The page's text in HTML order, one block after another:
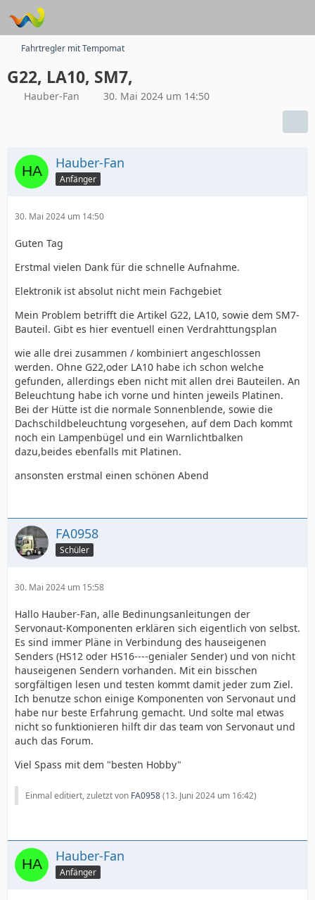
Fahrtregler mit Tempomat
G22, LA10, SM7,
Hauber-Fan 30. Mai 2024 um 14:50
Hauber-Fan
Anfänger
30. Mai 2024 um 14:50
Guten Tag
Erstmal vielen Dank für die schnelle Aufnahme.
Elektronik ist absolut nicht mein Fachgebiet
Mein Problem betrifft die Artikel G22, LA10, sowie dem SM7-
Bauteil. Gibt es hier eventuell einen Verdrahttungsplan
wie alle drei zusammen / kombiniert angeschlossen
werden. Ohne G22,oder LA10 habe ich schon welche
gefunden, allerdings eben nicht mit allen drei Bauteilen. An
Beleuchtung habe ich vorne und hinten jeweils Platinen.
Bei der Hütte ist die normale Sonnenblende, sowie die
Dachschildbeleuchtung vorgesehen, auf dem Dach kommt
noch ein Lampenbügel und ein Warnlichtbalken
dazu,beides ebenfalls mit Platinen.
ansonsten erstmal einen schönen Abend
FA0958
Schüler
30. Mai 2024 um 15:58
Hallo Hauber-Fan, alle Bedinungsanleitungen der
Servonaut-Komponenten erklären sich eigentlich von selbst.
Es sind immer Pläne in Verbindung des hauseigenen
Senders (HS12 oder HS16----genialer Sender) und von nicht
hauseigenen Sendern vorhanden. Mit ein bisschen
sorgfältigen lesen und testen kommt damit jeder zum Ziel.
Ich benutze schon einige Komponenten von Servonaut und
habe nur beste Erfahrung gemacht. Und solte mal etwas
nicht so funktionieren hilft dir das team von Servonaut und
auch das Forum.
Viel Spass mit dem "besten Hobby"
Einmal editiert, zuletzt von FA0958(13. Juni 2024 um 16:42)
Hauber-Fan
Anfänger